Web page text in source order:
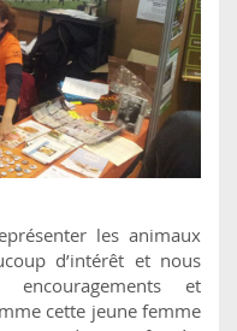
les animaux
d’intérêt et nous
et
cette jeune femme